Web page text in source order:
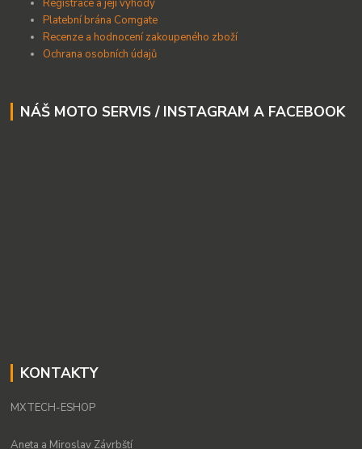
Platební brána Comgate
Recenze a hodnocení zakoupeného zboží
Ochrana osobních údajů
NÁŠ MOTO SERVIS / INSTAGRAM A FACEBOOK
KONTAKTY
MXTECH-ESHOP
Aneta a Miroslav Závrbští